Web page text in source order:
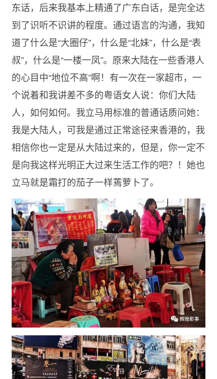
东话，后来我基本上精通了广东白话，是完全达
到了识听不识讲的程度。通过语言的沟通，我知
道了什么是“大圈仔”，什么是“北妹”，什么是“表
叔”，什么是“一楼一凤”。原来大陆在一些香港人
的心目中“地位不高”啊！有一次在一家超市，一
个说着和我讲差不多的粤语女人说：你们大陆
人，如何如何。我立马用标准的普通话质问她：
我是大陆人，可我是通过正常途径来香港的，我
相信你也一定是从大陆过来的，但是，你一定不
是向我这样光明正大过来生活工作的吧？！她也
立马就是霜打的茄子一样蔫萝卜了。